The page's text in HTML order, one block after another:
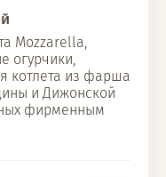
Mozzarella,
огурчики,
котлета из фарша
и Дижонской
фирменным